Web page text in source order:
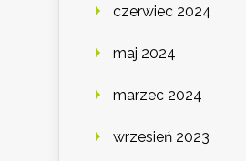
czerwiec 2024
maj 2024
marzec 2024
wrzesień 2023